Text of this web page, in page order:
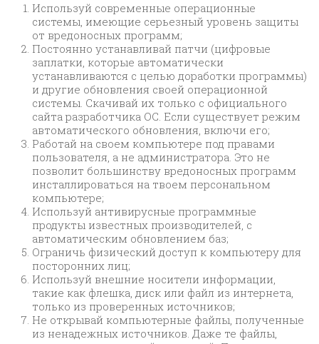
Используй современные операционные
системы, имеющие серьезный уровень защиты
от вредоносных программ;
Постоянно устанавливай патчи (цифровые
заплатки, которые автоматически
устанавливаются с целью доработки программы)
и другие обновления своей операционной
системы. Скачивай их только с официального
сайта разработчика ОС. Если существует режим
автоматического обновления, включи его;
Работай на своем компьютере под правами
пользователя, а не администратора. Это не
позволит большинству вредоносных программ
инсталлироваться на твоем персональном
компьютере;
Используй антивирусные программные
продукты известных производителей, с
автоматическим обновлением баз;
Ограничь физический доступ к компьютеру для
посторонних лиц;
Используй внешние носители информации,
такие как флешка, диск или файл из интернета,
только из проверенных источников;
Не открывай компьютерные файлы, полученные
из ненадежных источников. Даже те файлы,